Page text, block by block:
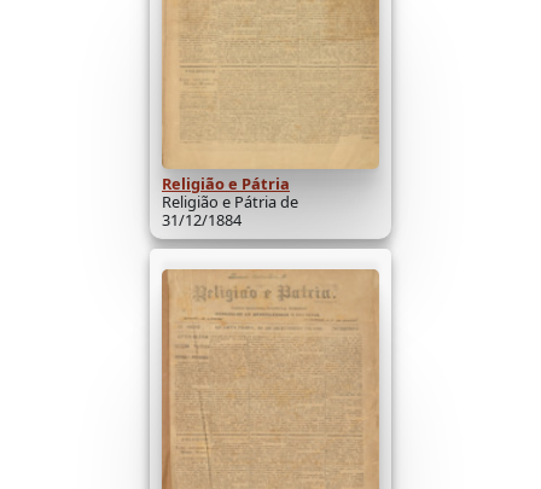
Religião e Pátria
Religião e Pátria de
31/12/1884